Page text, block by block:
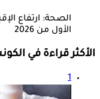
الأول من 2026
الأكثر قراءة في
1